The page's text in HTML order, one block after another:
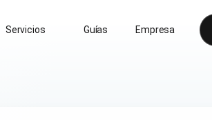
Profile
correo a info@metrosurfacesolutions.com
Servicios Guías Empresa